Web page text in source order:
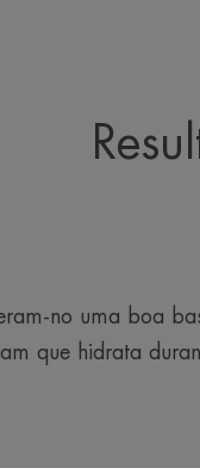
no uma boa
que hidrata